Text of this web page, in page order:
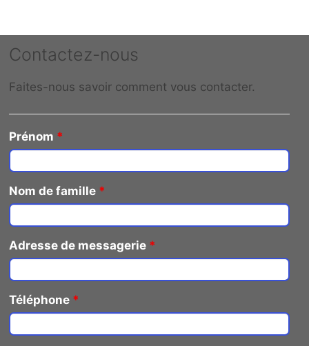
Contactez-nous
Faites-nous savoir comment vous contacter.
Prénom *
Nom de famille *
Adresse de messagerie *
Téléphone *